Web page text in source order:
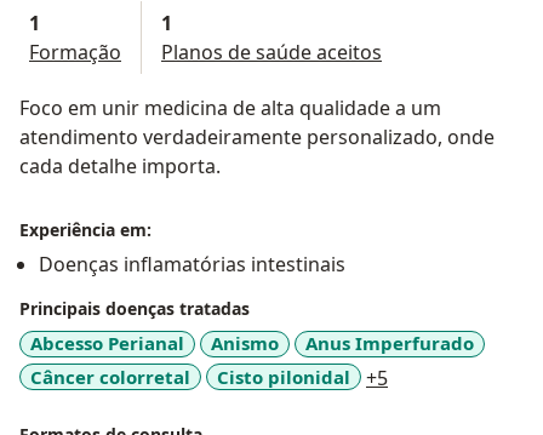
1
Formação
1
Planos de saúde aceitos
Foco em unir medicina de alta qualidade a um
atendimento verdadeiramente personalizado, onde
cada detalhe importa.
Experiência em:
Doenças inflamatórias intestinais
Principais doenças tratadas
Abcesso Perianal Anismo
Anus Imperfurado
Câncer colorretal
Cisto pilonidal +5